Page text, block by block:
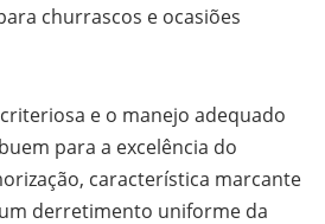
churrascos e ocasiões
e o manejo adequado
para a excelência do
característica marcante
derretimento uniforme da